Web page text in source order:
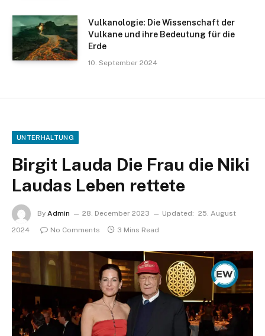
Vulkanologie: Die Wissenschaft der
Vulkane und ihre Bedeutung für die
Erde
10. September 2024
UNTERHALTUNG
Birgit Lauda Die Frau die Niki
Laudas Leben rettete
By Admin 28. December 2023 Updated: 25. August
2024
No Comments 3 Mins Read